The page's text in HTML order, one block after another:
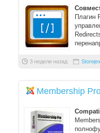
Плагин
3 недели назад
Membership